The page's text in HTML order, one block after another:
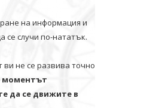
на информация и
се случи по-нататък.
ви не се развива точно
моментът
да се движите в